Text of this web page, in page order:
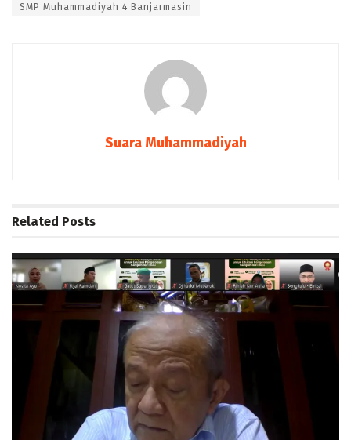
SMP Muhammadiyah 4 Banjarmasin
Suara Muhammadiyah
Related Posts